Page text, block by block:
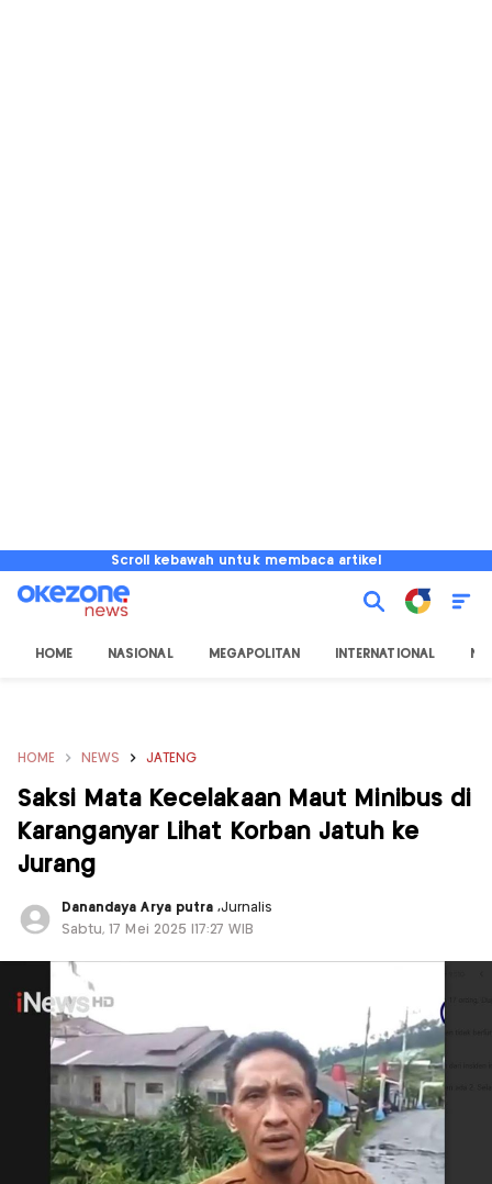
Scroll kebawah untuk membaca artikel
HOME NASIONAL MEGAPOLITAN INTERNATIONAL
HOME NEWS JATENG
Saksi Mata Kecelakaan Maut Minibus di
Karanganyar Lihat Korban Jatuh ke
Jurang
Danandaya Arya putra,Jurnalis
Sabtu, 17 Mei 2025 |17:27 WIB